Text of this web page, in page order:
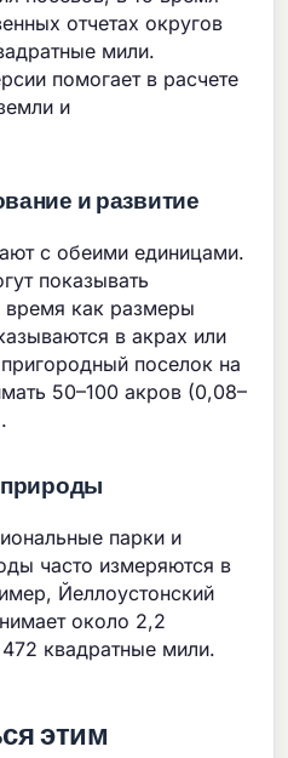
отчетах округов
мили.
помогает в расчете
и
и развитие
с обеими единицами.
показывать
время как размеры
в акрах или
поселок на
50–100 акров (0,08–
парки и
часто измеряются в
Йеллоустонский
около 2,2
квадратные мили.
этим